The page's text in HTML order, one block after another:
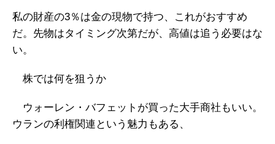
私の財産の3％は金の現物で持つ、これがおすすめ
だ。先物はタイミング次第だが、高値は追う必要はな
い。
株では何を狙うか
ウォーレン・バフェットが買った大手商社もいい。
ウランの利権関連という魅力もある、